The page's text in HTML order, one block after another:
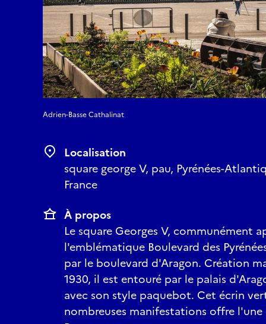
Adrien-Basse Cathalinat
Localisation
square george V, pau, Pyrénées-
France
À propos
Le square Georges V, communément
l'emblématique Boulevard des
par le boulevard d'Aragon. Création
1930, il est entouré par le palais
avec son style paquebot. Cet écrin
nombreuses manifestations offre l'une